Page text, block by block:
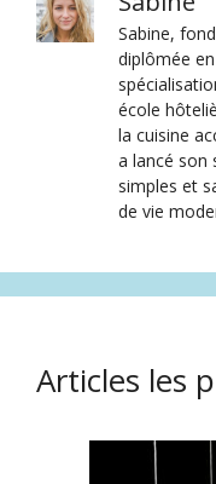
Sabine,
diplômée
école
la cuisine
a lancé son
simples et
de vie
Articles les